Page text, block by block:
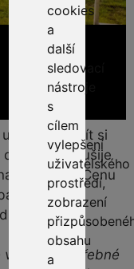
cookies
a
další
sledovací
nástroje
s
cílem
vylepšení
uživatelského
prostředí,
zobrazení
obsahu
a
je najít si
mu ušije
realizace. Cenu
výhled do
všechny potřebné